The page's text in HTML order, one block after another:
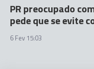
PR preocupado
pede que se evite
6 Fev 15:03